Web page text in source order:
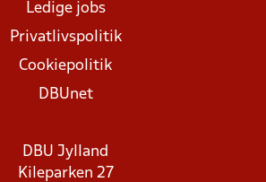
Ledige jobs
Privatlivspolitik
Cookiepolitik
DBUnet
DBU Jylland
Kileparken 27